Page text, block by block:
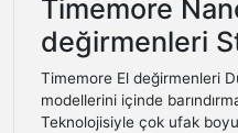
Timemore
değirmenleri
Timemore El değirmenleri
modellerini içinde
Teknolojisiyle çok ufak